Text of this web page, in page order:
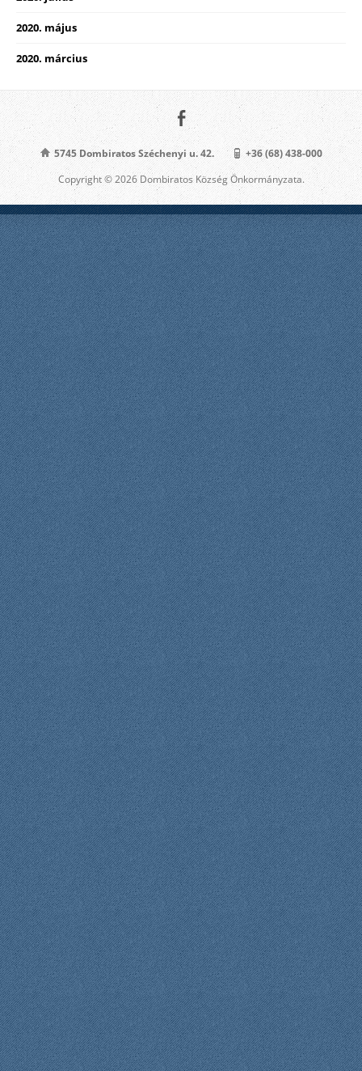
2020. május
2020. március
5745 Dombiratos Széchenyi u. 42. +36 (68) 438-000
Copyright © 2026 Dombiratos Község Önkormányzata.